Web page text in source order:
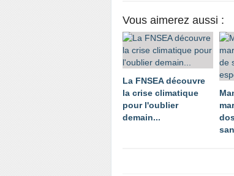
Vous aimerez aussi :
La FNSEA découvre
la crise climatique
pour l'oublier
demain...